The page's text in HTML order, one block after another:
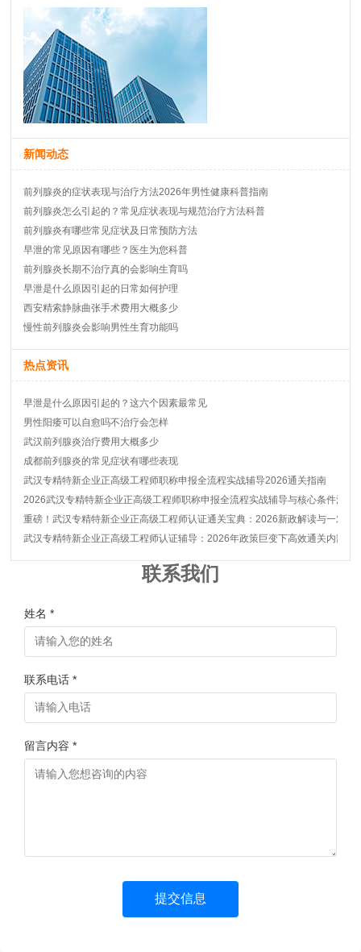
新闻动态
前列腺炎的症状表现与治疗方法2026年男性健康科普指南
前列腺炎怎么引起的？常见症状表现与规范治疗方法科普
前列腺炎有哪些常见症状及日常预防方法
早泄的常见原因有哪些？医生为您科普
前列腺炎长期不治疗真的会影响生育吗
早泄是什么原因引起的日常如何护理
西安精索静脉曲张手术费用大概多少
慢性前列腺炎会影响男性生育功能吗
热点资讯
早泄是什么原因引起的？这六个因素最常见
男性阳痿可以自愈吗不治疗会怎样
武汉前列腺炎治疗费用大概多少
成都前列腺炎的常见症状有哪些表现
武汉专精特新企业正高级工程师职称申报全流程实战辅导2026通关指南
2026武汉专精特新企业正高级工程师职称申报全流程实战辅导与核心条件深度
重磅！武汉专精特新企业正高级工程师认证通关宝典：2026新政解读与一对一
武汉专精特新企业正高级工程师认证辅导：2026年政策巨变下高效通关内部秘
联系我们
姓名 *
联系电话 *
留言内容 *
提交信息